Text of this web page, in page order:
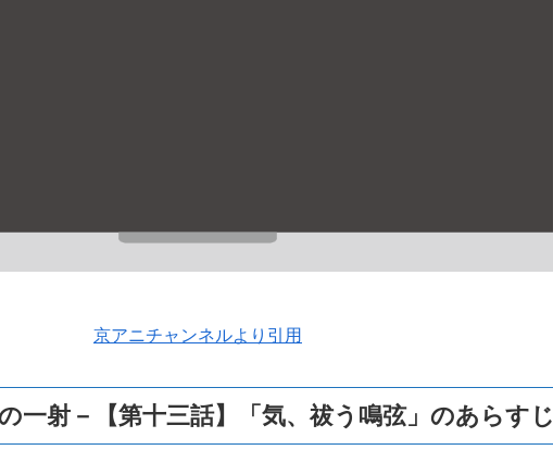
京アニチャンネルより引用
一射－【第十三話】「気、祓う鳴弦」のあらすじ